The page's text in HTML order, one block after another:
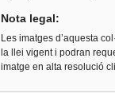
Nota legal:
Les imatges d’aquesta
la llei vigent i podran
imatge en alta resolució